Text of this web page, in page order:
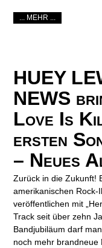
... MEHR ...
HUEY
NEWS
Love Is
ersten
– Neues
Zurück in die Zukunft!
amerikanischen Rock-
veröffentlichen mit
Track seit über zehn
Bandjubiläum darf
noch mehr brandneue